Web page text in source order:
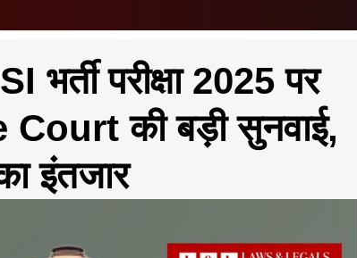
परीक्षा 2025 पर
की बड़ी सुनवाई,
इंतजार